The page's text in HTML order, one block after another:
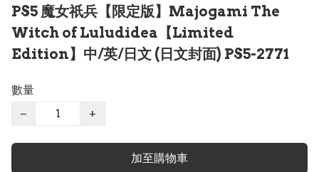
PS5 魔女祇兵【限定版】Majogami The
Witch of Luludidea【Limited
Edition】中/英/日文 (日文封面) PS5-2771
數量
−
+
加至購物車